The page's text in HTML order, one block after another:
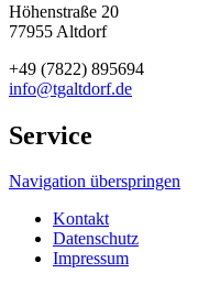
Höhenstraße 20
77955 Altdorf
+49 (7822) 895694
info@tgaltdorf.de
Service
Navigation überspringen
Kontakt
Datenschutz
Impressum